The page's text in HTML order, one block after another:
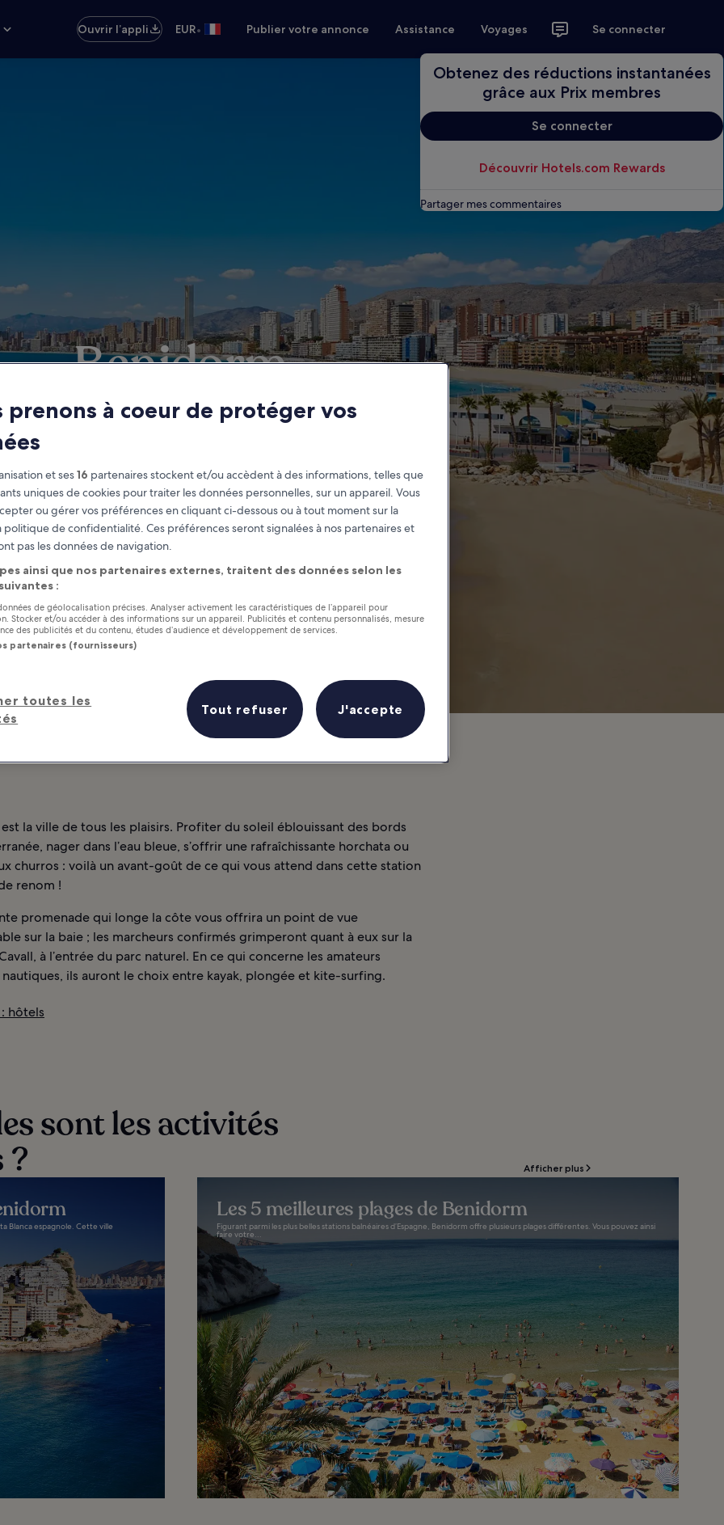
Ouvrir l’appli EUR• Publier votre annonce Assistance Voyages Se connecter
Obtenez des réductions instantanées
grâce aux Prix membres
Se connecter
Découvrir Hotels.com Rewards
Partager mes commentaires
Benidorm
À savoir avant de partir
la ville de tous les plaisirs. Profiter du soleil éblouissant des bords
nager dans l’eau bleue, s’offrir une rafraîchissante horchata ou
churros : voilà un avant-goût de ce qui vous attend dans cette station
renom !
promenade qui longe la côte vous offrira un point de vue
sur la baie ; les marcheurs confirmés grimperont quant à eux sur la
à l’entrée du parc naturel. En ce qui concerne les amateurs
nautiques, ils auront le choix entre kayak, plongée et kite-surfing.
hôtels
sont les activités
?
Afficher plus
Blanca espagnole. Cette ville
Les 5 meilleures plages de Benidorm
Figurant parmi les plus belles stations balnéaires d’Espagne, Benidorm offre plusieurs plages différentes. Vous pouvez ainsi
faire votre...
prenons à coeur de protéger vos
et ses16 partenaires stockent et/ou accèdent à des informations, telles que
uniques de cookies pour traiter les données personnelles, sur un appareil. Vous
ou gérer vos préférences en cliquant ci-dessous ou à tout moment sur la
politique de confidentialité. Ces préférences seront signalées à nos partenaires et
pas les données de navigation.
ainsi que nos partenaires externes, traitent des données selon les
:
de géolocalisation précises. Analyser activement les caractéristiques de l’appareil pour
Stocker et/ou accéder à des informations sur un appareil. Publicités et contenu personnalisés, mesure
des publicités et du contenu, études d’audience et développement de services.
partenaires (fournisseurs)
toutes les
Tout refuser J'accepte